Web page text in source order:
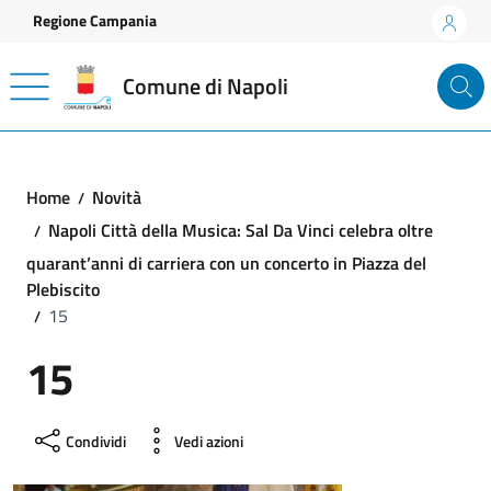
Vai ai contenuti
Vai al footer
Regione Campania
Comune di Napoli
Home
Novità
Napoli Città della Musica: Sal Da Vinci celebra oltre
quarant’anni di carriera con un concerto in Piazza del
Plebiscito
15
15
Condividi Vedi azioni